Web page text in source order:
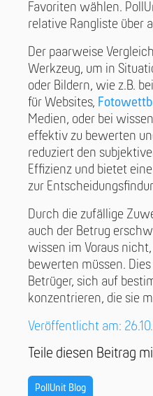
Favoriten wählen.
relative Rangliste über
Der paarweise
Werkzeug, um in
oder Bildern, wie z.B.
für Websites,
Medien, oder bei
effektiv zu bewerten
reduziert den
Effizienz und bietet
zur
Durch die zufällige
auch der Betrug
wissen im Voraus
bewerten müssen.
Betrüger, sich auf
konzentrieren, die sie
Veröffentlicht am:
Teile diesen Beitrag
PollUnit Blog